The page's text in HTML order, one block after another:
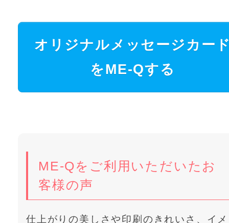
オリジナルメッセージカー
をME-Qする
ME-Qをご利用いただいたお
客様の声
仕上がりの美しさや印刷のきれいさ、イメ